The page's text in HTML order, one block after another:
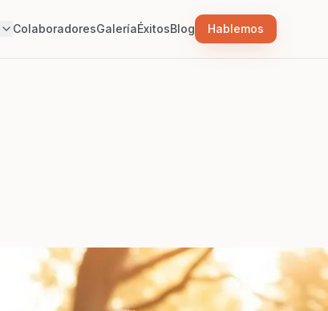
ColaboradoresGaleríaÉxitosBlog Hablemos